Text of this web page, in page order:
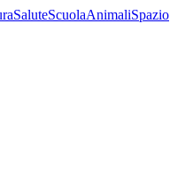
SaluteScuolaAnimaliSpazio